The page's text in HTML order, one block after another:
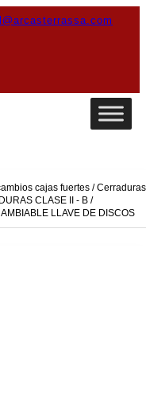
cajas fuertes /Cerraduras
CLASE II - B /
LLAVE DE DISCOS